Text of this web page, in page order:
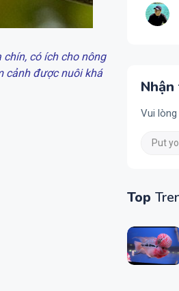
có ích cho nông
cảnh được nuôi khá
Vui
Top